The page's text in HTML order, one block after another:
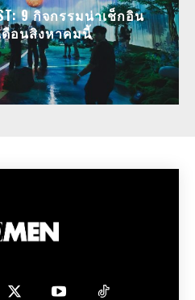
9 กิจกรรมน่าเช็กอิน
ดือนสิงหาคมนี้